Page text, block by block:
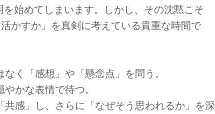
始めてしまいます。しかし、その沈黙こそ
かすか」を真剣に考えている貴重な時間で
く「感想」や「懸念点」を問う。
かな表情で待つ。
共感」し、さらに「なぜそう思われるか」を深